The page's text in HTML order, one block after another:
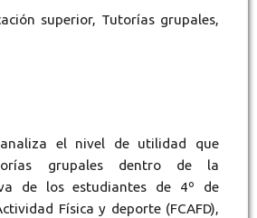
superior, Tutorías grupales,
analiza el nivel de utilidad que
grupales dentro de la
de los estudiantes de 4º de
Física y deporte (FCAFD),